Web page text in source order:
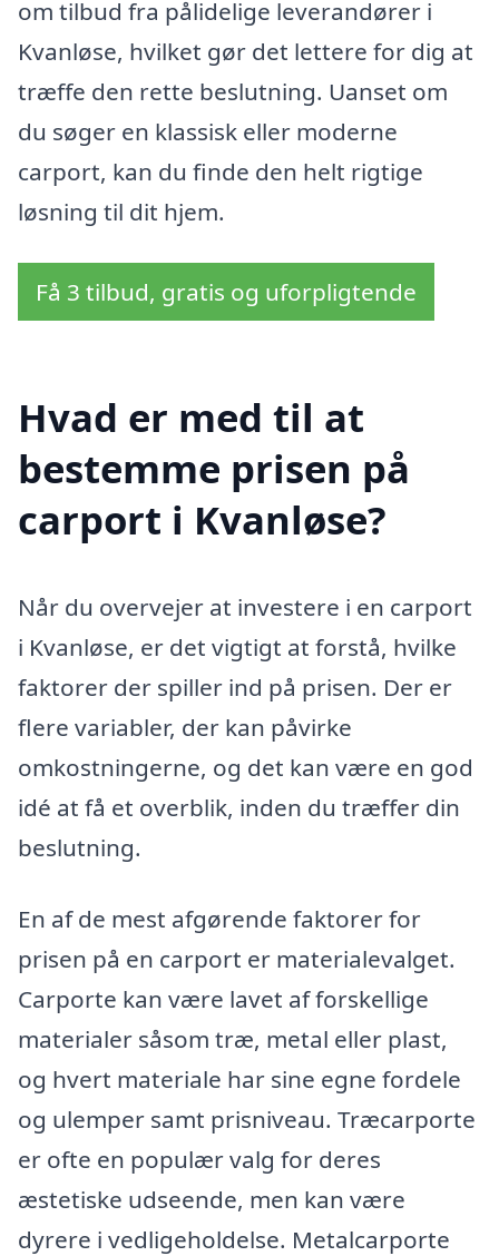
om tilbud fra pålidelige leverandører i
Kvanløse, hvilket gør det lettere for dig at
træffe den rette beslutning. Uanset om
du søger en klassisk eller moderne
carport, kan du finde den helt rigtige
løsning til dit hjem.
Få 3 tilbud, gratis og uforpligtende
Hvad er med til at
bestemme prisen på
carport i Kvanløse?
Når du overvejer at investere i en carport
i Kvanløse, er det vigtigt at forstå, hvilke
faktorer der spiller ind på prisen. Der er
flere variabler, der kan påvirke
omkostningerne, og det kan være en god
idé at få et overblik, inden du træffer din
beslutning.
En af de mest afgørende faktorer for
prisen på en carport er materialevalget.
Carporte kan være lavet af forskellige
materialer såsom træ, metal eller plast,
og hvert materiale har sine egne fordele
og ulemper samt prisniveau. Træcarporte
er ofte en populær valg for deres
æstetiske udseende, men kan være
dyrere i vedligeholdelse. Metalcarporte